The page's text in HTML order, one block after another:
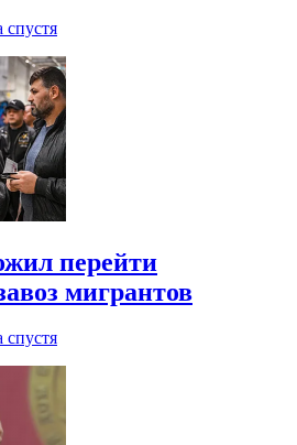
спустя
перейти
мигрантов
спустя